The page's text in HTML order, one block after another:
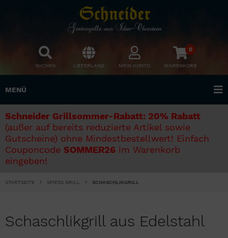
SUCHEN LIEFERLAND MEIN KONTO
0
WARENKORB
MENÜ
Schneider Grillsommer-Rabatt: 20% Rabatt
(außer auf bereits reduzierte Artikel sowie
Gutscheine) ohne Mindestbestellwert! Einfach
Couponcode SOMMER26 im Warenkorb
eingeben!
STARTSEITE SPIESS GRILL SCHASCHLIKGRILL
Schaschlikgrill aus Edelstahl